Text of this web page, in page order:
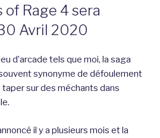
Rage 4 sera
Avril 2020
d’arcade tels que moi, la saga
synonyme de défoulement
sur des méchants dans
il y a plusieurs mois et la